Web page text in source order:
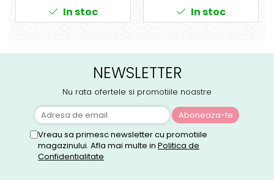
In stoc In stoc
NEWSLETTER
Nu rata ofertele si promotiile noastre
Vreau sa primesc newsletter cu promotiile
magazinului. Afla mai multe in Politica de
Confidentialitate